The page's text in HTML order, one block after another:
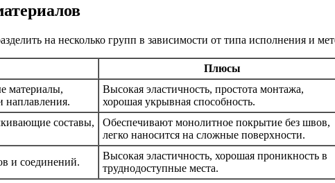
на несколько групп в зависимости от типа исполнения и
Плюсы
материалы,
наплавления.
Высокая эластичность, простота монтажа,
хорошая укрывная способность.
составы,
Обеспечивают монолитное покрытие без швов,
легко наносится на сложные поверхности.
и соединений.
Высокая эластичность, хорошая проникность в
труднодоступные места.